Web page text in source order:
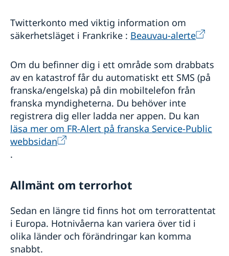
Twitterkonto med viktig information om
säkerhetsläget i Frankrike : Beauvau-alerte
Om du befinner dig i ett område som drabbats
av en katastrof får du automatiskt ett SMS (på
franska/engelska) på din mobiltelefon från
franska myndigheterna. Du behöver inte
registrera dig eller ladda ner appen. Du kan
läsa mer om FR-Alert på franska Service-Public
webbsidan
.
Allmänt om terrorhot
Sedan en längre tid finns hot om terrorattentat
i Europa. Hotnivåerna kan variera över tid i
olika länder och förändringar kan komma
snabbt.